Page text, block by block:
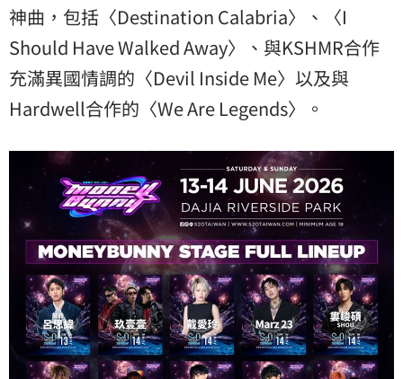
神曲，包括〈Destination Calabria〉、〈I
Should Have Walked Away〉、與KSHMR合作
充滿異國情調的〈Devil Inside Me〉以及與
Hardwell合作的〈We Are Legends〉。